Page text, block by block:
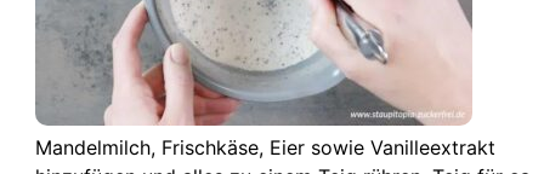
Mandelmilch, Frischkäse, Eier sowie Vanilleextrakt